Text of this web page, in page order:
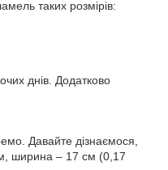
таких розмірів:
днів. Додатково
Давайте дізнаємося,
м, ширина – 17 см (0,17